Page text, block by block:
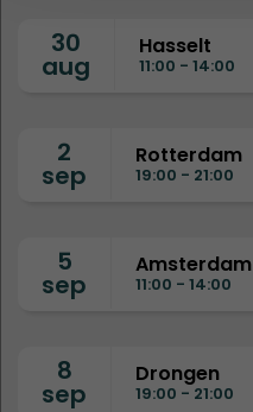
30
aug
Hasselt
11:00 - 14:00
2
sep
Rotterdam
19:00 - 21:00
5
sep
Amsterdam
11:00 - 14:00
8
sep
Drongen
19:00 - 21:00